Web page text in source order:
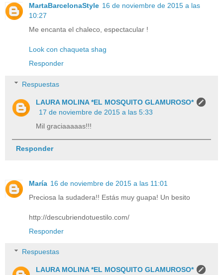
MartaBarcelonaStyle 16 de noviembre de 2015 a las
10:27
Me encanta el chaleco, espectacular !
Look con chaqueta shag
Responder
Respuestas
LAURA MOLINA *EL MOSQUITO GLAMUROSO*
17 de noviembre de 2015 a las 5:33
Mil graciaaaaas!!!
Responder
María 16 de noviembre de 2015 a las 11:01
Preciosa la sudadera!! Estás muy guapa! Un besito
http://descubriendotuestilo.com/
Responder
Respuestas
LAURA MOLINA *EL MOSQUITO GLAMUROSO*